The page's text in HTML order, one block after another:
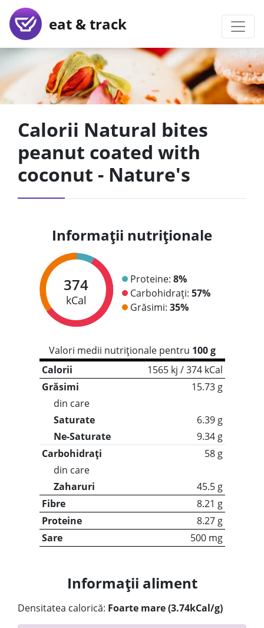
eat & track
Calorii Natural bites
peanut coated with
coconut - Nature's
Informații nutriționale
374
kCal
Proteine: 8%
Carbohidrați: 57%
Grăsimi: 35%
Valori medii nutriționale pentru 100 g
Calorii
1565 kj / 374 kCal
Grăsimi
15.73 g
din care
Saturate
6.39 g
Ne-Saturate
9.34 g
Carbohidrați
58 g
din care
Zaharuri
45.5 g
Fibre
8.21 g
Proteine
8.27 g
Sare
500 mg
Informații aliment
Densitatea calorică: Foarte mare (3.74kCal/g)